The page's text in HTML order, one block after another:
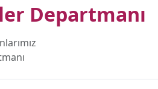
Departmanı